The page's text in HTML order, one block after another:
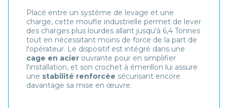
Placé entre un système de levage et une
charge, cette moufle industrielle permet de lever
des charges plus lourdes allant jusqu'à 6,4 Tonnes
tout en nécessitant moins de force de la part de
l'opérateur. Le dispositif est intégré dans une
cage en acier ouvrante pour en simplifier
l'installation, et son crochet à émerillon lui assure
une stabilité renforcée sécurisant encore
davantage sa mise en œuvre.